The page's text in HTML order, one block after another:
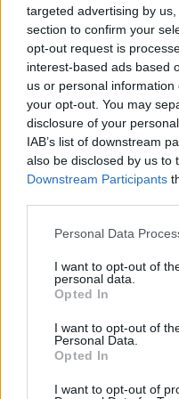
targeted advertising by
section to confirm your
opt-out request is
interest-based ads based
us or personal
your opt-out. You may
disclosure of your
IAB’s list of downstream
also be disclosed by us to
Downstream Participants
Personal Data
I want to opt-out of
personal data.
Opted In
I want to opt-out of
Personal Data.
Opted In
I want to opt-out of
méghozzá augusztus
szeretne visszatérni, és
első számú kihívó.
„Augusztusra készen
a UFC on TNT
elsőszámú Ian
néhány srác, aki el
nem adom oda
Előbb legyőzte a remek
majd legutóbb a
Fontos, hogy ez a